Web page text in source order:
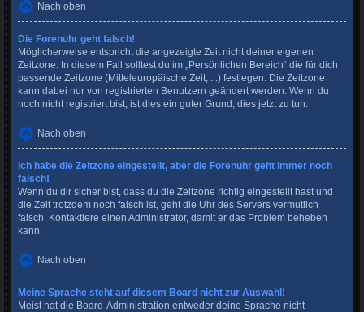
Nach oben
Die Forenuhr geht falsch!
Möglicherweise entspricht die angezeigte Zeit nicht deiner eigenen
Zeitzone. In diesem Fall solltest du im „Persönlichen Bereich“ die für dich
passende Zeitzone (Mitteleuropäische Zeit, ...) festlegen. Die Zeitzone
kann dabei nur von registrierten Benutzern geändert werden. Wenn du
noch nicht registriert bist, ist dies ein guter Grund, dies jetzt zu tun.
Nach oben
Ich habe die Zeitzone eingestellt, aber die Forenuhr geht immer noch
falsch!
Wenn du dir sicher bist, dass du die Zeitzone richtig eingestellt hast und
die Zeit trotzdem noch falsch ist, geht die Uhr des Servers vermutlich
falsch. Kontaktiere einen Administrator, damit er das Problem beheben
kann.
Nach oben
Meine Sprache steht auf diesem Board nicht zur Auswahl!
Meist hat die Board-Administration entweder deine Sprache nicht